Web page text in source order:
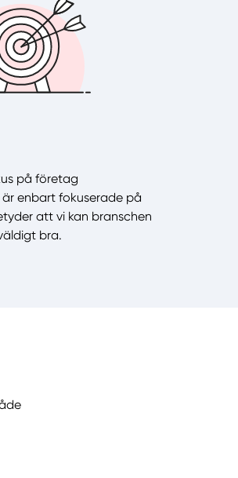
på företag
är enbart fokuserade på
att vi kan branschen
bra.